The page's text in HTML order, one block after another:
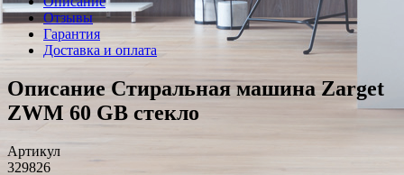
Отзывы
Гарантия
Доставка и оплата
Описание Стиральная машина Zarget
ZWM 60 GB стекло
Артикул
329826